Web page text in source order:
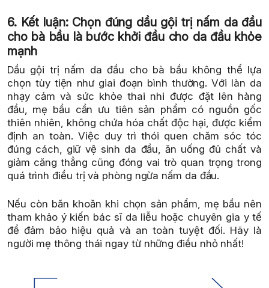
6. Kết luận: Chọn đúng dầu gội trị nấm da đầu
cho bà bầu là bước khởi đầu cho da đầu khỏe
mạnh
Dầu gội trị nấm da đầu cho bà bầu không thể lựa
chọn tùy tiện như giai đoạn bình thường. Với làn da
nhạy cảm và sức khỏe thai nhi được đặt lên hàng
đầu, mẹ bầu cần ưu tiên sản phẩm có nguồn gốc
thiên nhiên, không chứa hóa chất độc hại, được kiểm
định an toàn. Việc duy trì thói quen chăm sóc tóc
đúng cách, giữ vệ sinh da đầu, ăn uống đủ chất và
giảm căng thẳng cũng đóng vai trò quan trọng trong
quá trình điều trị và phòng ngừa nấm da đầu.
Nếu còn băn khoăn khi chọn sản phẩm, mẹ bầu nên
tham khảo ý kiến bác sĩ da liễu hoặc chuyên gia y tế
để đảm bảo hiệu quả và an toàn tuyệt đối. Hãy là
người mẹ thông thái ngay từ những điều nhỏ nhất!